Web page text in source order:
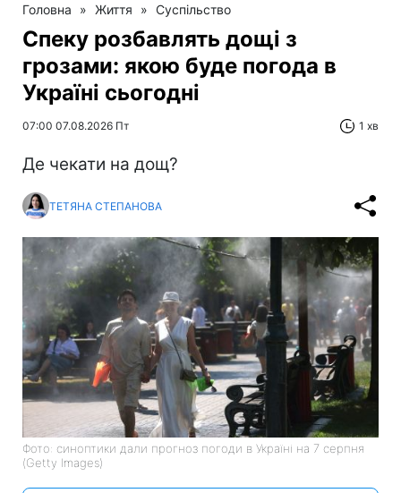
Головна » Життя » Суспільство
Спеку розбавлять дощі з
грозами: якою буде погода в
Україні сьогодні
07:00 07.08.2026 Пт 1 хв
Де чекати на дощ?
ТЕТЯНА СТЕПАНОВА
Фото: синоптики дали прогноз погоди в Україні на 7 серпня
(Getty Images)